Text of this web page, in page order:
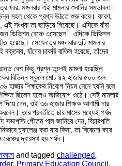
খবর, মঙ্গলবার এই মামলার শুনানির সম্ভাবনা।
মহল থেকে প্রশ্ন উঠতে শুরু করে। কারণ,
সংখ্যা তা ছাড়িয়ে গিয়েছে। এদিকে যাঁরা
জন ডিভিশন বেঞ্চে এসেছেন। এদিকে ডিভিশন
হয়েছে। সেক্ষেত্রে মঙ্গলবার দুটি মামলার
যাঁদের চাকরি বাতিল হয়েছে, তাঁদের
বেশ কিছু প্রশ্ন তুলেই মামলা হয়েছিল
বিভিন্ন স্কুলে মোট ৪২ হাজার ৫০০ জন
হাজার শিক্ষকের নিয়োগ নিয়ম মেনে হয়নি বলে
ছিলেন হলেও অভিযোগ ওঠে। সেই মামলার
দিয়ে দেন, ওই ৩৬ হাজার শিক্ষক আগামী চার
তার পরবর্তীতে চার মাসের মধ্যেই পর্ষদ
গৌতম পাল জানিয়ে দেন, বিচারপতি
চ্যালেঞ্জ করা যায় কিনা, তা বিবেচনা করে
দ্বারস্থ হয় পর্ষদ।
and tagged challenged,
, Primary Education Council .